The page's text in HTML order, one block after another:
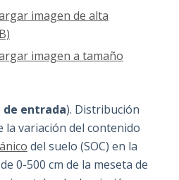
imagen de alta
imagen a tamaño
de entrada). Distribución
la variación del contenido
del suelo (SOC) en la
0-500 cm de la meseta de